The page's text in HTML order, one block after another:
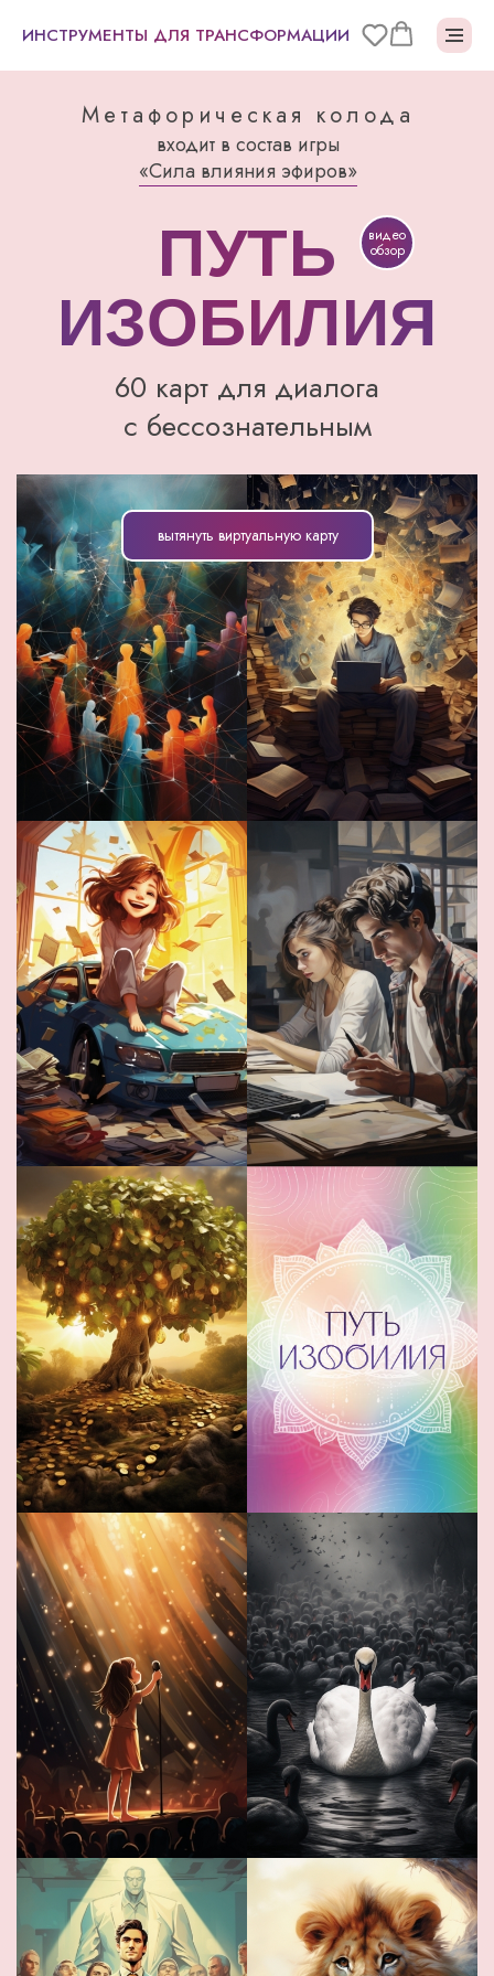
ИНСТРУМЕНТЫ ДЛЯ ТРАНСФОРМАЦИИ
Метафорическая колода
ПУТЬ
ИЗОБИЛИЯ
входит в состав игры
«Сила влияния эфиров»
60 карт для диалога
с бессознательным
видео
обзор
вытянуть виртуальную карту